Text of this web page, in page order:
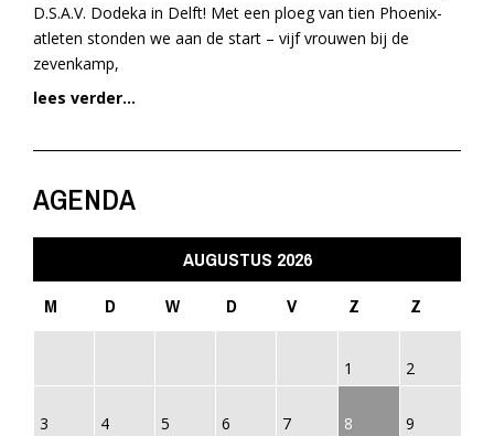
D.S.A.V. Dodeka in Delft! Met een ploeg van tien Phoenix-
atleten stonden we aan de start – vijf vrouwen bij de
zevenkamp,
lees verder...
AGENDA
AUGUSTUS 2026
M
D W D V Z Z
1 2
3 4 5 6 7 8 9